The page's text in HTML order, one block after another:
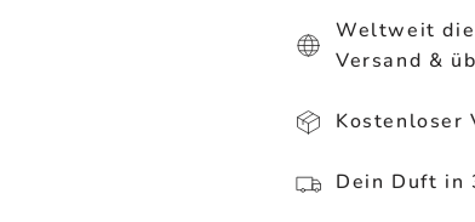
Weltweit
Versand &
Kostenloser
Dein Duft in